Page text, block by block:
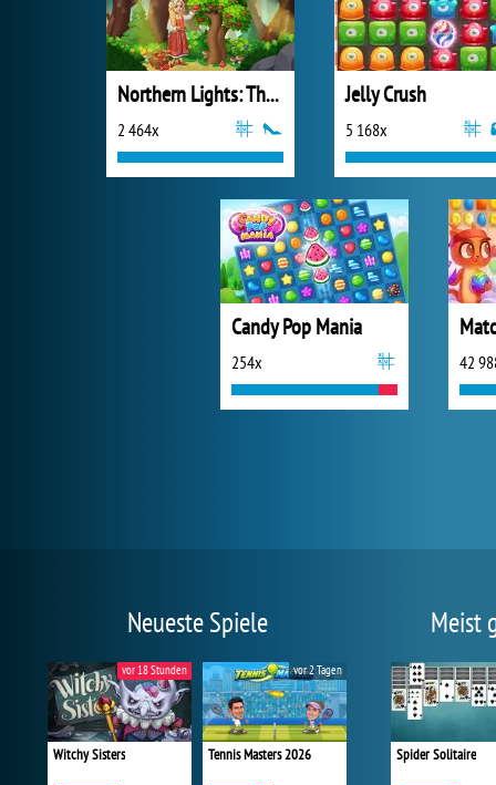
Northern Lights: The Secret of the Forest
2 464x
Jelly Crush
5 168x
Candy Pop Mania
254x 42
Neueste Spiele
Witchy Sisters
vor 18 Stunden
Tennis Masters 2026
vor 2 Tagen
Meist
Spider Solitaire